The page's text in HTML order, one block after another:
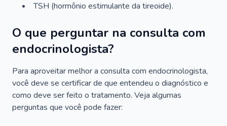
TSH (hormônio estimulante da tireoide).
O que perguntar na consulta com
endocrinologista?
Para aproveitar melhor a consulta com endocrinologista,
você deve se certificar de que entendeu o diagnóstico e
como deve ser feito o tratamento. Veja algumas
perguntas que você pode fazer: